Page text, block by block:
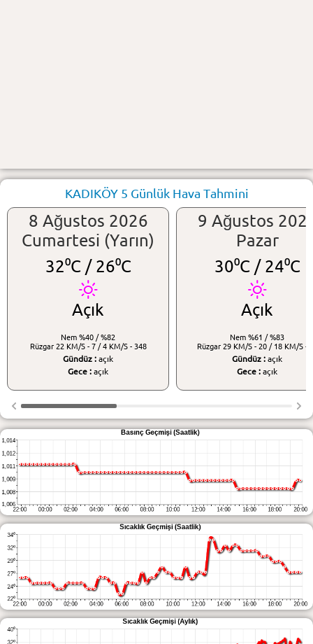
KADIKÖY 5 Günlük Hava Tahmini
8 Ağustos 2026
Cumartesi (Yarın)
32⁰C /26⁰C
Açık
Nem %40 / %82
Rüzgar 22 KM/S - 7 / 4 KM/S - 348
Gündüz : açık
Gece : açık
9 Ağustos
Pazar
30⁰C /24⁰C
Açık
Nem %61 / %83
Rüzgar 29 KM/S - 20 / 18 KM/S -
Gündüz : açık
Gece : açık